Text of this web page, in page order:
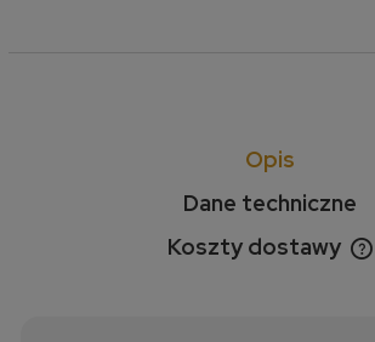
Opis
Dane techniczne
Koszty dostawy
Cena nie zawiera ewentualnych kosztów